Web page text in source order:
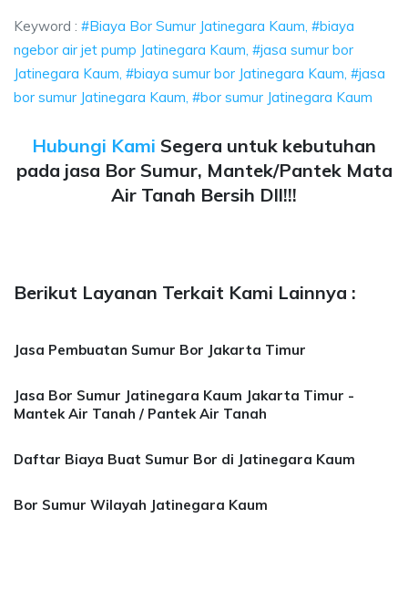
Keyword : #Biaya Bor Sumur Jatinegara Kaum, #biaya
ngebor air jet pump Jatinegara Kaum, #jasa sumur bor
Jatinegara Kaum, #biaya sumur bor Jatinegara Kaum, #jasa
bor sumur Jatinegara Kaum, #bor sumur Jatinegara Kaum
Hubungi Kami Segera untuk kebutuhan
pada jasa Bor Sumur, Mantek/Pantek Mata
Air Tanah Bersih Dll!!!
Berikut Layanan Terkait Kami Lainnya :
Jasa Pembuatan Sumur Bor Jakarta Timur
Jasa Bor Sumur Jatinegara Kaum Jakarta Timur -
Mantek Air Tanah / Pantek Air Tanah
Daftar Biaya Buat Sumur Bor di Jatinegara Kaum
Bor Sumur Wilayah Jatinegara Kaum